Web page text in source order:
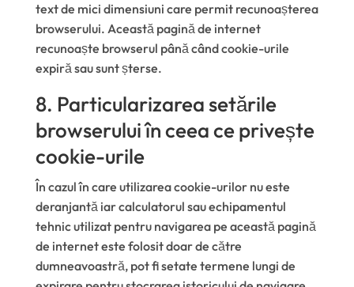
text de mici dimensiuni care permit recunoașterea
browserului. Această pagină de internet
recunoaște browserul până când cookie-urile
expiră sau sunt șterse.
8. Particularizarea setările
browserului în ceea ce privește
cookie-urile
În cazul în care utilizarea cookie-urilor nu este
deranjantă iar calculatorul sau echipamentul
tehnic utilizat pentru navigarea pe această pagină
de internet este folosit doar de către
dumneavoastră, pot fi setate termene lungi de